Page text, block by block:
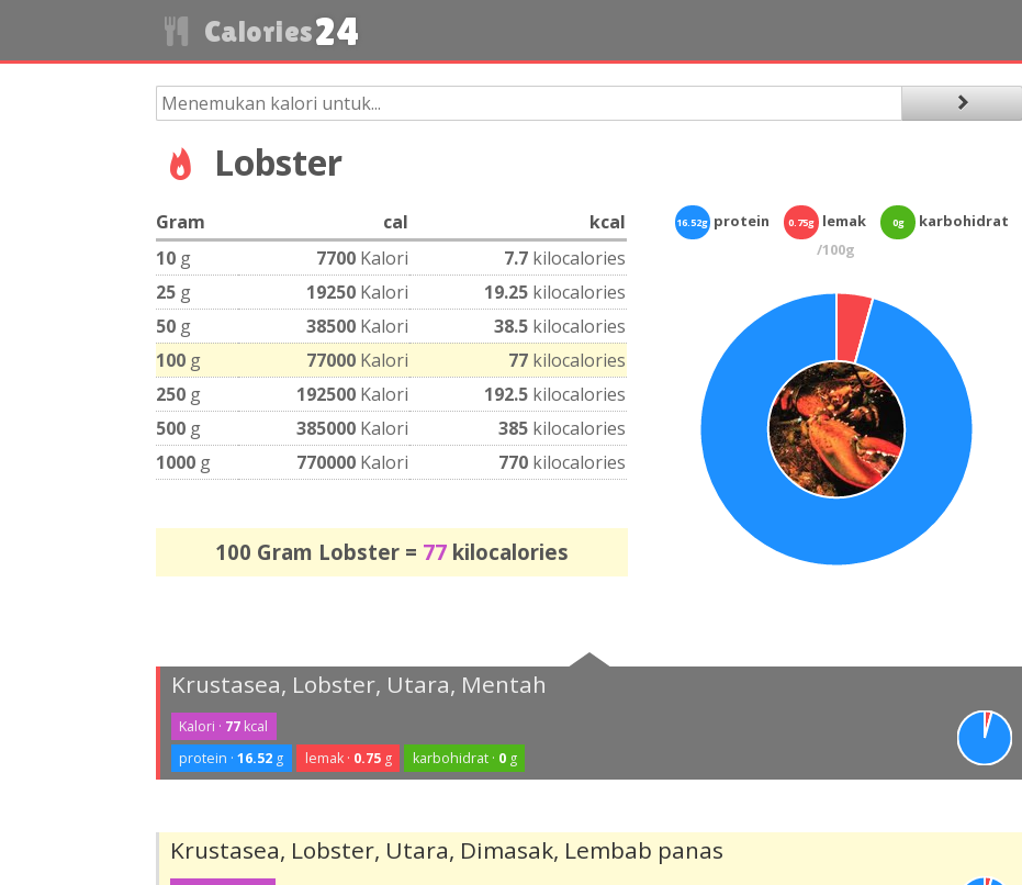
Calories24
Lobster
Gram cal
kcal
10 g 7700 Kalori 7.7 kilocalories
25 g 19250 Kalori 19.25 kilocalories
50 g 38500 Kalori 38.5 kilocalories
100 g 77000 Kalori 77 kilocalories
250 g 192500 Kalori 192.5 kilocalories
500 g 385000 Kalori 385 kilocalories
1000 g 770000 Kalori 770 kilocalories
100 Gram Lobster = 77kilocalories
16.52gprotein 0.75g lemak 0g
karbohidrat
/100g
Krustasea, Lobster, Utara, Mentah
Kalori · 77 kcal
protein ·16.52 g lemak · 0.75g karbohidrat · 0g
Krustasea, Lobster, Utara, Dimasak, Lembab panas